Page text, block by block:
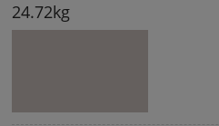
24.72kg